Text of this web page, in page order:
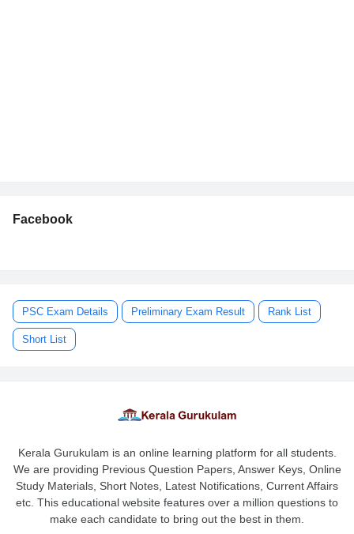
Facebook
PSC Exam Details Preliminary Exam Result Rank List
Short List
Kerala Gurukulam is an online learning platform for all students.
We are providing Previous Question Papers, Answer Keys, Online
Study Materials, Short Notes, Latest Notifications, Current Affairs
etc. This educational website features over a million questions to
make each candidate to bring out the best in them.